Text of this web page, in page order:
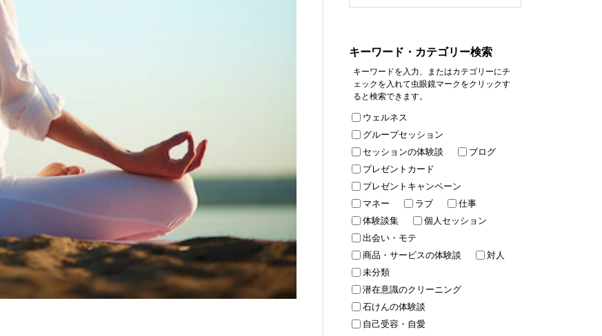
キーワード・カテゴリー検索
キーワードを入力、またはカテゴリーにチ
ェックを入れて虫眼鏡マークをクリックす
ると検索できます。
ウェルネス
グループセッション
セッションの体験談
ブログ
プレゼントカード
プレゼントキャンペーン
マネー
ラブ
仕事
体験談集
個人セッション
出会い・モテ
商品・サービスの体験談
対人
未分類
潜在意識のクリーニング
石けんの体験談
自己受容・自愛